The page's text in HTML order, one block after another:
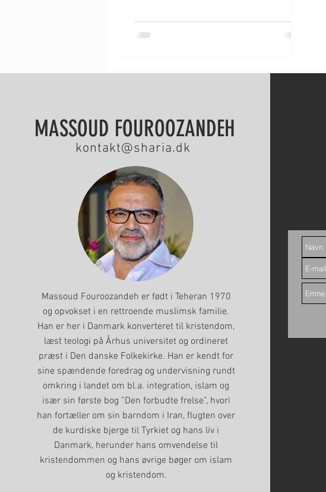
kontakt@sharia.dk
MASSOUD FOUROOZANDEH
Massoud Fouroozandeh er født i Teheran 1970
og opvokset i en rettroende muslimsk familie.
Han er her i Danmark konverteret til kristendom,
læst teologi på Århus universitet og ordineret
præst i Den danske Folkekirke. Han er kendt for
sine spændende foredrag og undervisning rundt
omkring i landet om bl.a. integration, islam og
især sin første bog ”Den forbudte frelse”, hvori
han fortæller om sin barndom i Iran, flugten over
de kurdiske bjerge til Tyrkiet og hans liv i
Danmark, herunder hans omvendelse til
kristendommen og hans øvrige bøger om islam
og kristendom.